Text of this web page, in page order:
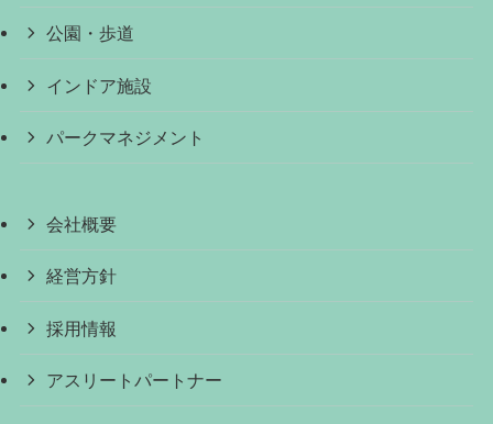
公園・歩道
インドア施設
パークマネジメント
会社概要
経営方針
採用情報
アスリートパートナー